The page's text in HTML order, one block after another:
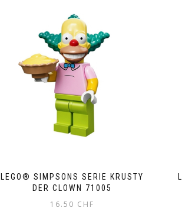
LEGO® SIMPSONS SERIE KRUSTY
DER CLOWN 71005
16.50 CHF